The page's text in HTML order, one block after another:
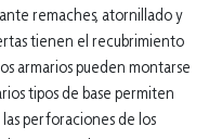
remaches, atornillado y
tienen el recubrimiento
armarios pueden montarse
tipos de base permiten
perforaciones de los